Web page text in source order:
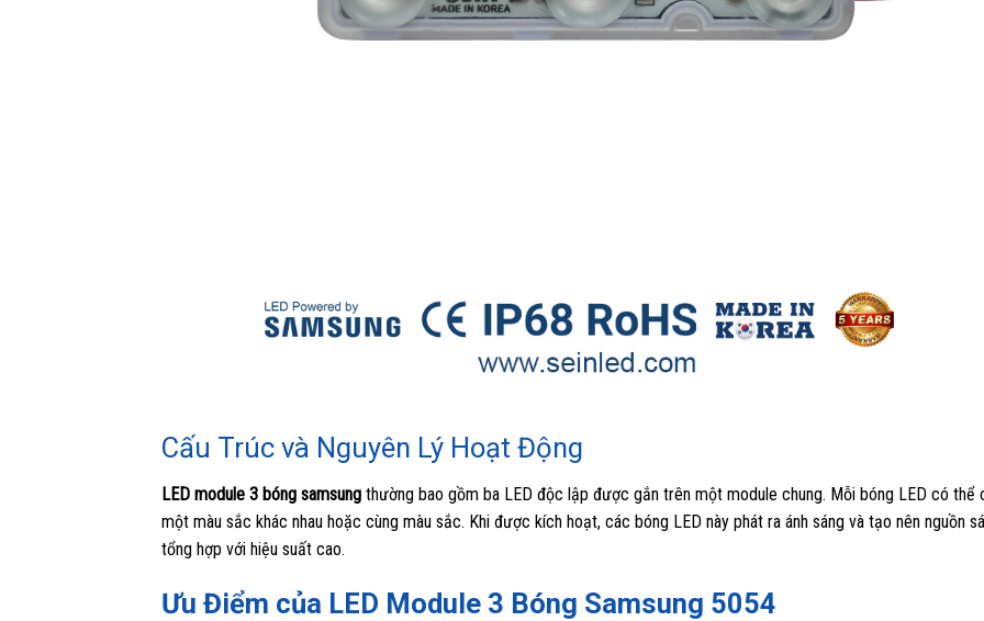
Cấu Trúc và Nguyên Lý Hoạt Động
LED module 3 bóng samsung thường bao gồm ba LED độc lập được gắn trên một module chung. Mỗi bóng LED có thể
một màu sắc khác nhau hoặc cùng màu sắc. Khi được kích hoạt, các bóng LED này phát ra ánh sáng và tạo nên nguồn
tổng hợp với hiệu suất cao.
Ưu Điểm của LED Module 3 Bóng Samsung 5054